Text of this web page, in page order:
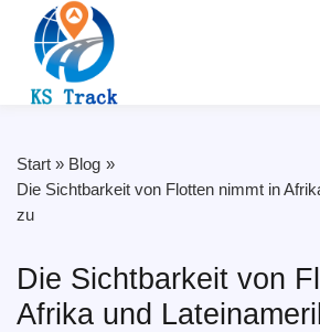
Inhalt
springen
Start
Blog
Die Sichtbarkeit von Flotten nimmt in
zu
Die Sichtbarkeit von
Afrika und